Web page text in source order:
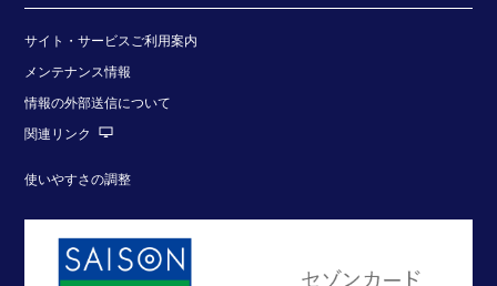
サイト・サービスご利用案内
メンテナンス情報
情報の外部送信について
関連リンク
使いやすさの調整